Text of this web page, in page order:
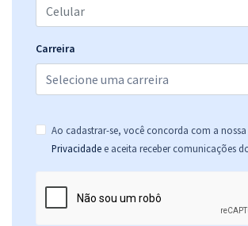
Carreira
Ao cadastrar-se, você concorda com a nossa
Privacidade e aceita receber comunicações